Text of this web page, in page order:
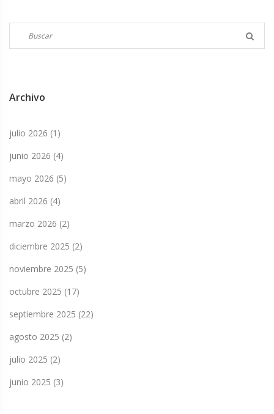
Archivo
julio 2026 (1)
junio 2026 (4)
mayo 2026 (5)
abril 2026 (4)
marzo 2026 (2)
diciembre 2025 (2)
noviembre 2025 (5)
octubre 2025 (17)
septiembre 2025 (22)
agosto 2025 (2)
julio 2025 (2)
junio 2025 (3)